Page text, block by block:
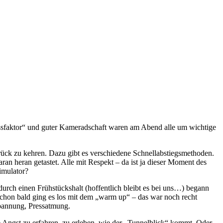
und guter Kameradschaft waren am Abend alle um wichtige
zu kehren. Dazu gibt es verschiedene Schnellabstiegsmethoden.
heran getastet. Alle mit Respekt – da ist ja dieser Moment des
einen Frühstückshalt (hoffentlich bleibt es bei uns…) begann
bald ging es los mit dem „warm up“ – das war noch recht
Pressatmung.